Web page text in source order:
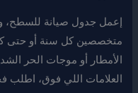
إعمل جدول صيانة للسطح،
الأمطار أو موجات الحر
العلامات اللي فوق،